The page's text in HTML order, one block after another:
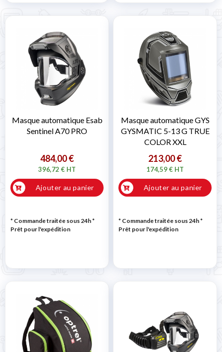
Masque automatique Esab
Sentinel A70 PRO
484,00 €
396,72 € HT
Ajouter au panier
* Commande traitée sous 24h*
Prêt pour l'expédition
Masque automatique GYS
GYSMATIC 5-13 G TRUE
COLOR XXL
213,00 €
174,59 € HT
Ajouter au panier
* Commande traitée sous 24h*
Prêt pour l'expédition